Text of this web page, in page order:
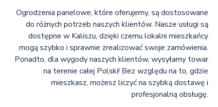
Ogrodzenia panelowe, które oferujemy, są dostosowane
do różnych potrzeb naszych klientów. Nasze usługi są
dostępne w Kaliszu, dzięki czemu lokalni mieszkańcy
mogą szybko i sprawnie zrealizować swoje zamówienia.
Ponadto, dla wygody naszych klientów, wysyłamy towar
na terenie całej Polski! Bez względu na to, gdzie
mieszkasz, możesz liczyć na szybką dostawę i
profesjonalną obsługę.